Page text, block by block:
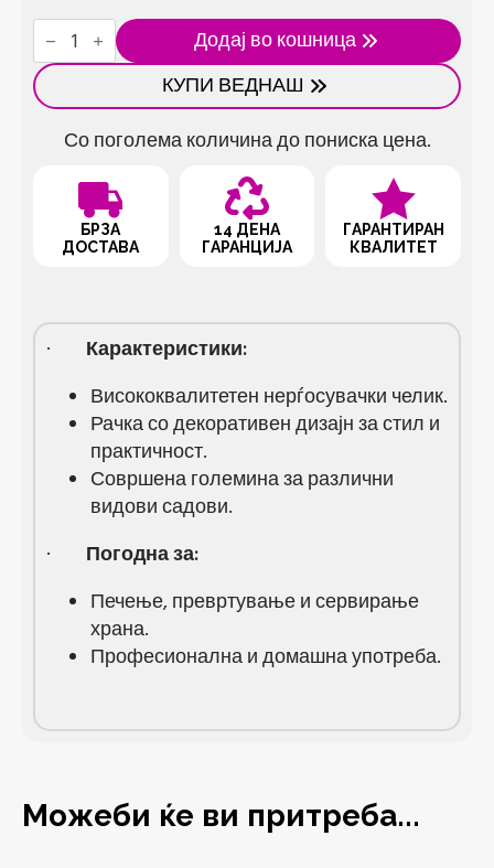
Метална
шпатула
со
украсна
рачка
количина
Додај во кошница
КУПИ ВЕДНАШ
Со поголема количина до пониска цена.
БРЗА
ДОСТАВА
14 ДЕНА
ГАРАНЦИЈА
ГАРАНТИРАН
КВАЛИТЕТ
· Карактеристики:
Висококвалитетен нерѓосувачки челик.
Рачка со декоративен дизајн за стил и
практичност.
Совршена големина за различни
видови садови.
· Погодна за:
Печење, превртување и сервирање
храна.
Професионална и домашна употреба.
Можеби ќе ви притреба...